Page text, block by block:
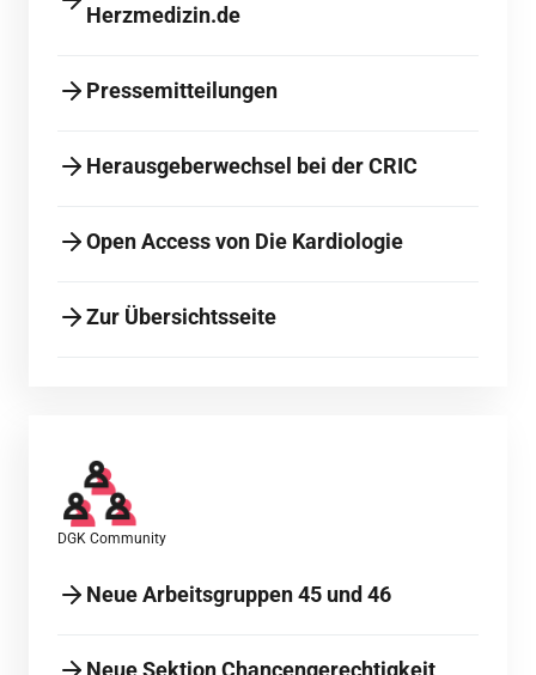
Herzmedizin.de
Pressemitteilungen
Herausgeberwechsel bei der CRIC
Open Access von Die Kardiologie
Zur Übersichtsseite
DGK Community
Neue Arbeitsgruppen 45 und 46
Neue Sektion Chancengerechtigkeit